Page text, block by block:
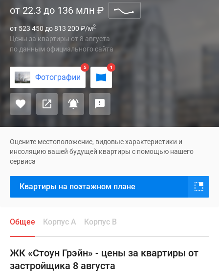
«Стоун
Грэйн»
класса
«бизнес+»
возведен
Обручевском
районе,
в
шаговой
доступности
от
двух
станций
метро
–
и
«Калужская».
жилого
комплекса
от 22.3 до 136 млн ₽
от 523 450 до 813 200 ₽/м2
Цены за квартиры от 8 августа
по данным официального сайта
Фотографии
5 1
Оцените местоположение, видовые характеристики и
инсоляцию вашей будущей квартиры с помощью нашего
сервиса
Квартиры на поэтажном плане
Общее Корпус А Корпус В
ЖК «Стоун Грэйн» - цены за квартиры от
застройщика 8 августа